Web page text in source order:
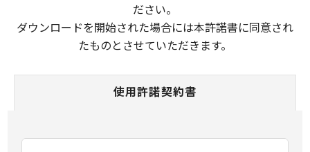
ださい。
ダウンロードを開始された場合には本許諾書に同意され
たものとさせていただきます。
使用許諾契約書